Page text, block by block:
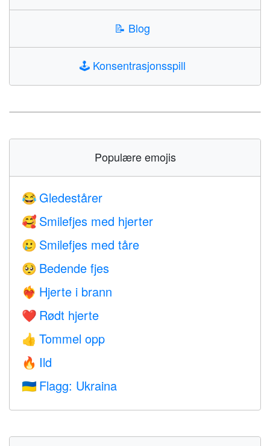
📝 Blog
🕹️ Konsentrasjonsspill
Populære emojis
😂 Gledestårer
🥰 Smilefjes med hjerter
🥲 Smilefjes med tåre
🥺 Bedende fjes
❤️‍🔥 Hjerte i brann
❤️ Rødt hjerte
👍 Tommel opp
🔥 Ild
🇺🇦 Flagg: Ukraina